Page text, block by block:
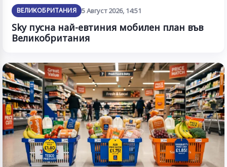
ВЕЛИКОБРИТАНИЯ 5 Август 2026, 14:51
Sky пусна най-евтиния мобилен план във
Великобритания